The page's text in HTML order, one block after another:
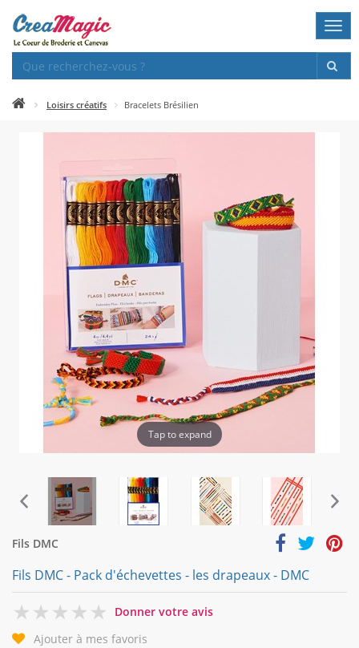
Loisirs créatifs Bracelets Brésilien
Tap to expand
Fils DMC
Fils DMC - Pack d'échevettes - les drapeaux - DMC
0
Donner votre avis
Ajouter à mes favoris